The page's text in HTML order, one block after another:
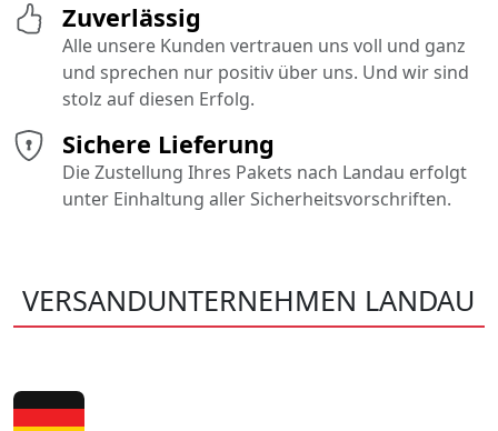
Sichere Lieferung
Die Zustellung Ihres Pakets nach Landau erfolgt
unter Einhaltung aller Sicherheitsvorschriften.
Zuverlässig
Alle unsere Kunden vertrauen uns voll und ganz
und sprechen nur positiv über uns. Und wir sind
stolz auf diesen Erfolg.
VERSANDUNTERNEHMEN LANDAU